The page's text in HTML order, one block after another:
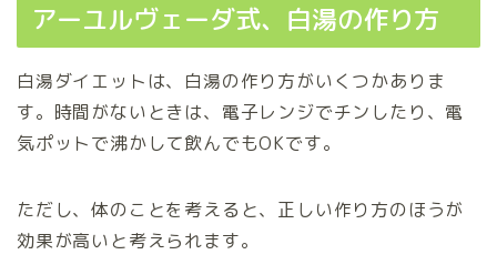
アーユルヴェーダ式、白湯の作り方
白湯ダイエットは、白湯の作り方がいくつかありま
す。時間がないときは、電子レンジでチンしたり、電
気ポットで沸かして飲んでもOKです。
ただし、体のことを考えると、正しい作り方のほうが
効果が高いと考えられます。